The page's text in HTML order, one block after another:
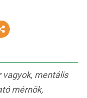
vagyok, mentális
mérnök,